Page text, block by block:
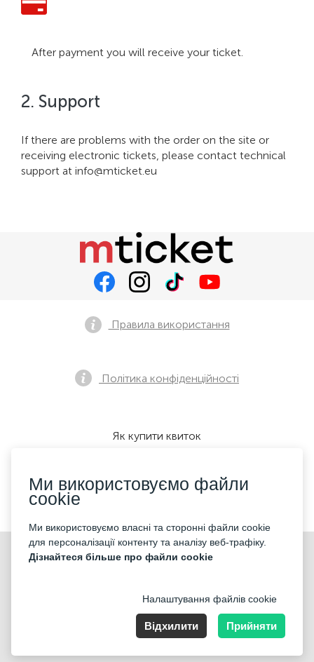
Ми використовуємо файли
cookie
Ми використовуємо власні та сторонні файли cookie
для персоналізації контенту та аналізу веб-трафіку.
Дізнайтеся більше про файли cookie
Налаштування файлів cookie
Відхилити Прийняти
After payment you will receive your ticket.
2. Support
If there are problems with the order on the site or
receiving electronic tickets, please contact technical
support at info@mticket.eu
©2026 «KONTRAMARKA LLC» Всі права захищені
Правила використання
Політика конфіденційності
Як купити квиток
Ми приймаємо: